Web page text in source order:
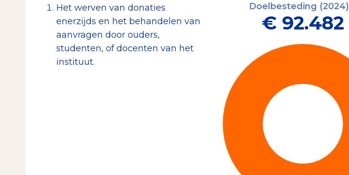
Doelbesteding (2024)
€ 92.482
Het werven van donaties
enerzijds en het behandelen van
aanvragen door ouders,
studenten, of docenten van het
instituut.